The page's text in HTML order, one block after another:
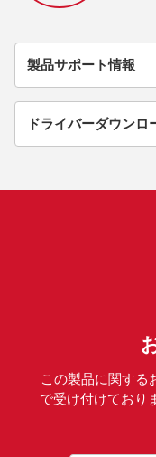
製品サポート情報
ドライバーダウンロ
この製品に関する
で受け付けており